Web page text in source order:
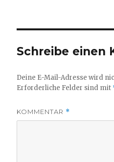
Schreibe einen
Deine E-Mail-Adresse wird
Erforderliche Felder sind mit
KOMMENTAR *